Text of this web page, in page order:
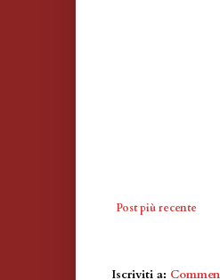
Post più recente
Iscriviti a: